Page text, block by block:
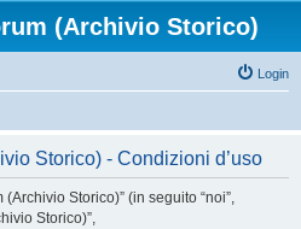
(Archivio Storico)
Login
Storico) - Condizioni d’uso
Storico)” (in seguito “noi”,
Storico)”,